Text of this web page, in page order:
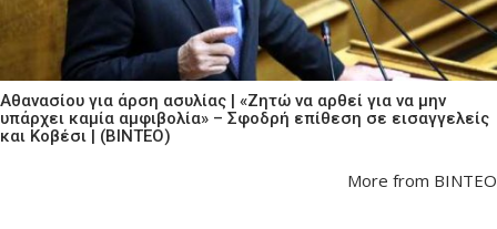
Αθανασίου για άρση ασυλίας | «Ζητώ να αρθεί για να μην
υπάρχει καμία αμφιβολία» – Σφοδρή επίθεση σε εισαγγελείς
και Κοβέσι | (ΒΙΝΤΕΟ)
More from ΒΙΝΤΕΟ